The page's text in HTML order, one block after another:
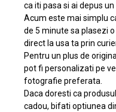
ca iti pasa si ai depus
Acum este mai simplu
de 5 minute sa plasezi
direct la usa ta prin
Pentru un plus de
pot fi personalizati pe
fotografie preferata.
Daca doresti ca
cadou, bifati optiunea